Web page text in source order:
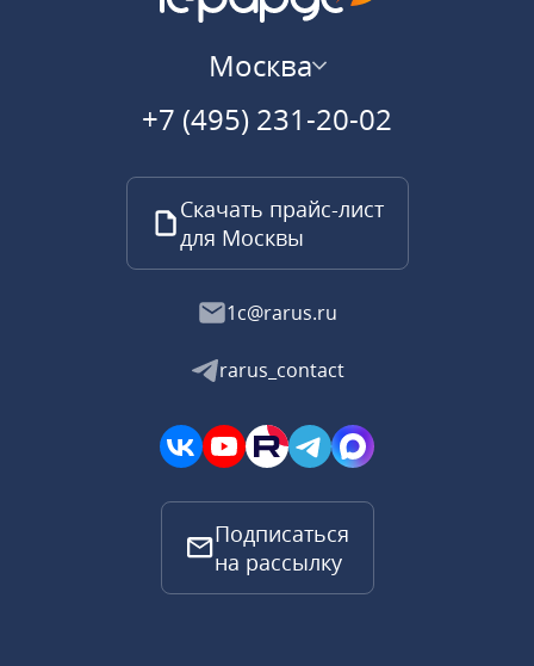
Москва
+7 (495) 231-20-02
Скачать прайс-лист
для Москвы
1c@rarus.ru
rarus_contact
Подписаться
на рассылку